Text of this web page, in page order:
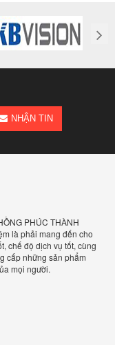
NHẬN TIN
PHÚC THÀNH
là phải mang đến cho
chế độ dịch vụ tốt, cùng
cấp những sản phẩm
mọi người.